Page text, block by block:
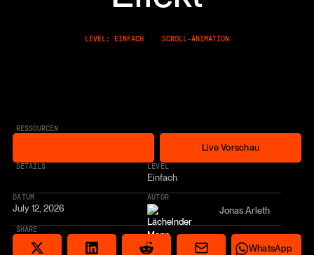
LEVEL: EINFACH SCROLL-ANIMATION
RESSOURCEN
Free Cloneable
Live Vorschau
Live Vorschau
* AFFILIATE LINK
DETAILS LEVEL
Einfach
DATUM
July 12, 2026
AUTOR
Jonas Arleth
SHARE
Auf X teilen Share on LinkedInShare on RedditShare via emailShare on
WhatsApp